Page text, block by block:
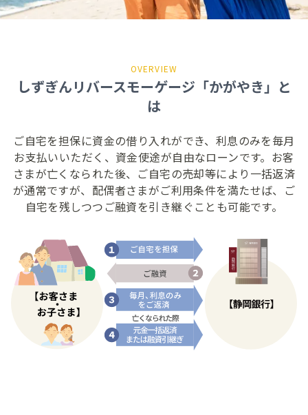
サービス
行
Web口振
商品概要説明書一覧
インターネットバンキング・アプリ
しずぎんダイレクト WebWallet
インターネット支店の預金金利
インターネット支店のローン金利
インターネット支店の外国為替相場
ライフプランセミナー
メールオーダーサービス
OVERVIEW
しずぎんリバースモーゲージ「かがやき」と
は
ご自宅を担保に資金の借り入れができ、利息のみを毎月
お支払いいただく、資金使途が自由なローンです。 お客
さまが亡くなられた後、ご自宅の売却等により一括返済
が通常ですが、 配偶者さまがご利用条件を満たせば、ご
自宅を残しつつご融資を引き継ぐことも可能です。